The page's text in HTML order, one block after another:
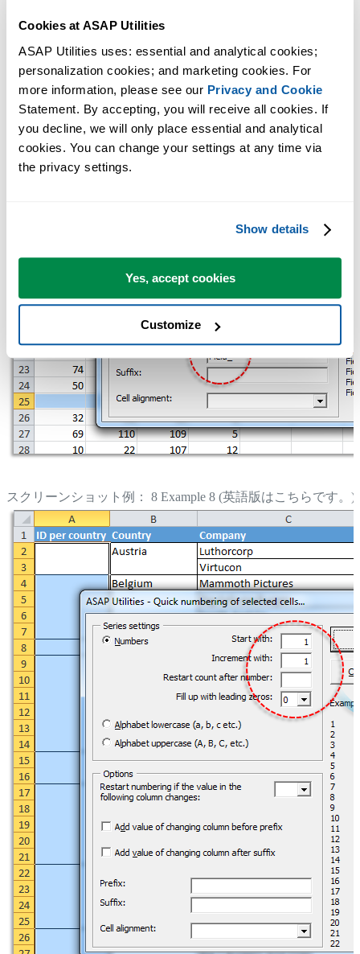
Cookies at ASAP Utilities
ASAP Utilities uses: essential and analytical cookies;
personalization cookies; and marketing cookies. For
more information, please see our Privacy and Cookie
Statement. By accepting, you will receive all cookies. If
you decline, we will only place essential and analytical
cookies. You can change your settings at any time via
the privacy settings.
Show details
Yes, accept cookies
Customize
スクリーンショット例： 8 Example 8 (英語版はこちらです。)